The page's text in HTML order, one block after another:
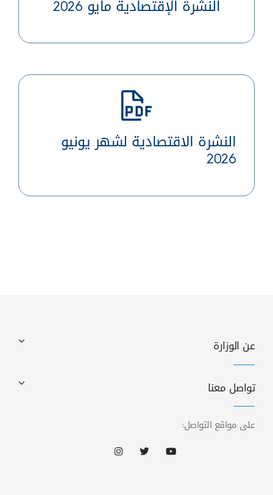
النشرة الإقتصادية مايو 2026
النشرة الاقتصادية لشهر يونيو
2026
عن الوزارة
تواصل معنا
على مواقع التواصل: